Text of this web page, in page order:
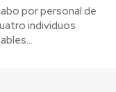
por personal de
individuos